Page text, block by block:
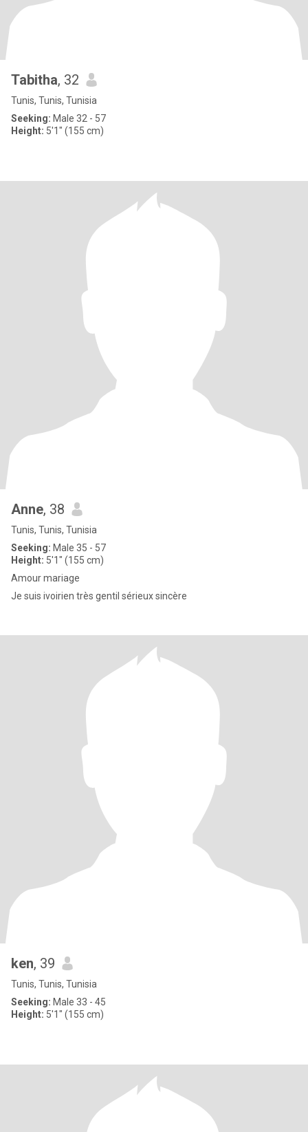
Tabitha, 32
Tunis, Tunis, Tunisia
Seeking: Male 32 - 57
Height: 5'1" (155 cm)
Anne, 38
Tunis, Tunis, Tunisia
Seeking: Male 35 - 57
Height: 5'1" (155 cm)
Amour mariage
Je suis ivoirien très gentil sérieux sincère
ken, 39
Tunis, Tunis, Tunisia
Seeking: Male 33 - 45
Height: 5'1" (155 cm)